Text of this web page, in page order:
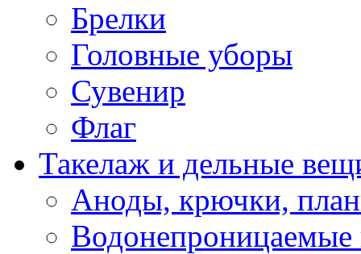
Брелки
Головные уборы
Сувенир
Флаг
Такелаж и дельные
Аноды, крючки,
Водонепроницаемые